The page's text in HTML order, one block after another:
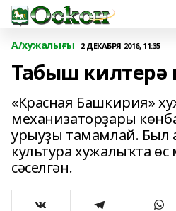
А/хужалығы 2 ДЕКАБРЯ 2016, 11:35
Табыш килтерә
«Красная Башкирия»
механизаторҙары
урыуҙы тамамлай. Был
культура хужалыҡта өс
сәселгән.